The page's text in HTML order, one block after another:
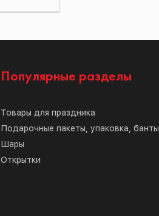
Популярные разделы
Товары для праздника
Подарочные пакеты, упаковка, банты
Шары
Открытки